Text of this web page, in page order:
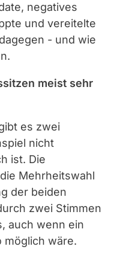
negatives
und vereitelte
- und wie
meist sehr
es zwei
nicht
ist. Die
Mehrheitswahl
der beiden
zwei Stimmen
auch wenn ein
möglich wäre.